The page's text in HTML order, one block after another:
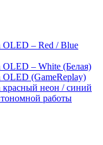
OLED – Red / Blue
OLED – White (Белая)
OLED (GameReplay)
красный неон / синий
работы